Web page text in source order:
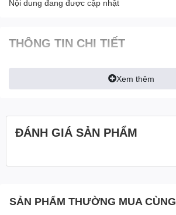
Nội dung đang được cập nhật
THÔNG TIN CHI TIẾT
Xem thêm
ĐÁNH GIÁ SẢN PHẨM
SẢN PHẨM THƯỜNG MUA CÙNG